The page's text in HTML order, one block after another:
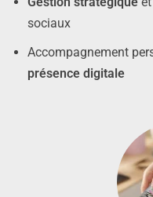
sociaux
Accompagnement
présence digitale